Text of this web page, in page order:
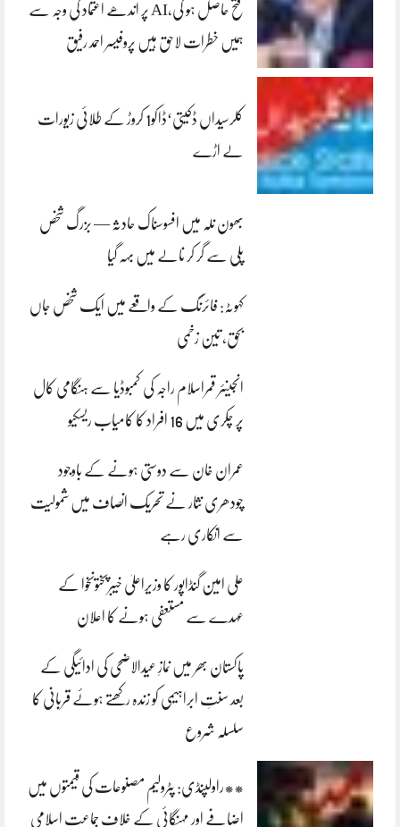
فتح حاصل ہو گی،AI پر اندھے اعتماد کی وجہ سے
ہمیں خطرات لاحق ہیں پروفیسر احمد رفیق
کلرسیداں ڈکیتی‘ڈاکو1 کروڑ کے طلائی زیورات
لے اڑے
بھون نلہ میں افسوسناک حادثہ — بزرگ شخص
پلی سے گر کر نالے میں بہہ گیا
کہوٹہ: فائرنگ کے واقعے میں ایک شخص جاں
بحق، تین زخمی
انجینئر قمراسلام راجہ کی کمبوڈیا سے ہنگامی کال
پر چکری میں 16 افراد کا کامیاب ریسکیو
عمران خان سے دوستی ہونے کے باوجود
چودھری نثار نے تحریک انصاف میں شمولیت
سے انکاری رہے
علی امین گنڈاپور کا وزیراعلیٰ خیبرپختونخوا کے
عہدے سے مستعفی ہونے کا اعلان
پاکستان بھر میں نمازِ عیدالاضحی کی ادائیگی کے
بعد سنتِ ابراہیمی کو زندہ رکھتے ہوئے قربانی کا
سلسلہ شروع
**راولپنڈی: پٹرولیم مصنوعات کی قیمتوں میں
اضافے اور مہنگائی کے خلاف جماعت اسلامی